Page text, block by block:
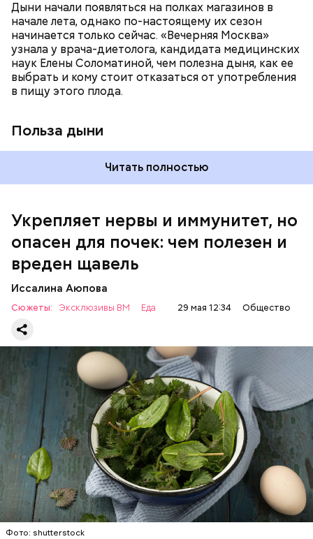
Дыни начали появляться на полках магазинов в
начале лета, однако по-настоящему их сезон
начинается только сейчас. «Вечерняя Москва»
узнала у врача-диетолога, кандидата медицинских
наук Елены Соломатиной, чем полезна дыня, как ее
выбрать и кому стоит отказаться от употребления
в пищу этого плода.
Польза дыни
систему и предотвращает скачки давления;
магний — помогает калию и не дает сосудам
спазмироваться.
Читать полностью
Укрепляет нервы и иммунитет, но
опасен для почек: чем полезен и
вреден щавель
Иссалина Аюпова
Сюжеты: Эксклюзивы ВМ Еда 29 мая 12:34 Общество
Фото: shutterstock
Опасность же щавеля состоит в том, что он
содержит большое количество щавелевой кислоты,
которая может способствовать образованию
— Если человек уже болеет мочекаменной
болезнью, щавель ему не рекомендуется. При
артрите, гастрите, холецистите, синдроме
раздраженного кишечника, язвах и панкреатите
продукт тоже лучше исключить из рациона, —
предупредила врач. — Он может привести к
повышению кислотности желудка и раздражать
слизистые оболочки.
По мнению специалиста, здоровому человеку
достаточно включать щавель в рацион несколько
раз в месяц. В небольших количествах в свежем